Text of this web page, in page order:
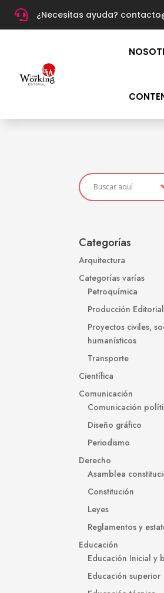
 ¿Necesitas ayuda? c
Categorías
Arquitectura
Categorías varías
Petroquímica
Producción Editorial
Proyectos civiles,
humanísticos
Transporte
Científica
Comunicación
Comunicación
Diseño gráfico
Periodismo
Derecho
Asamblea
Constitución
Leyes
Reglamentos y
Educación
Educación Inicial y
Educación superior